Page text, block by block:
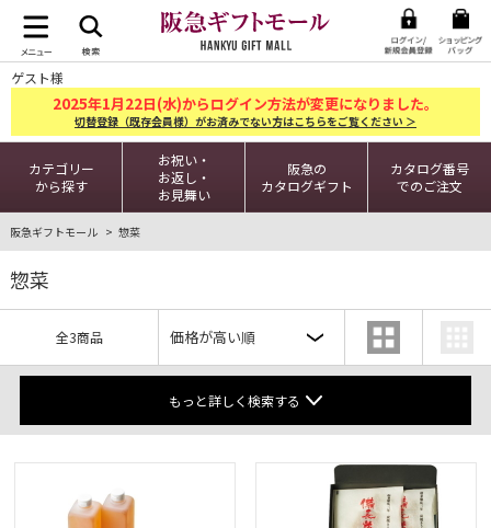
ゲスト様
2025年1月22日(水)からログイン方法が変更になりました。
切替登録（既存会員様）がお済みでない方はこちらをご覧ください ＞
カテゴリー
から探す
お祝い・
お返し・
お見舞い
阪急の
カタログギフト
カタログ番号
でのご注文
阪急ギフトモール 惣菜
惣菜
全3商品
もっと詳しく検索する